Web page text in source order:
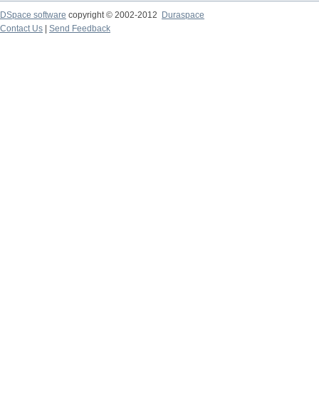
DSpace software copyright © 2002-2012
Duraspace
Contact Us
Send Feedback